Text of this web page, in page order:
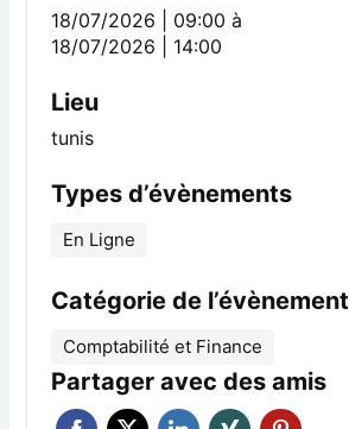
18/07/2026 | 09:00à
18/07/2026 | 14:00
Lieu
tunis
Types d’évènements
En Ligne
Catégorie de l’évènement
Comptabilité et Finance
Partager avec des amis